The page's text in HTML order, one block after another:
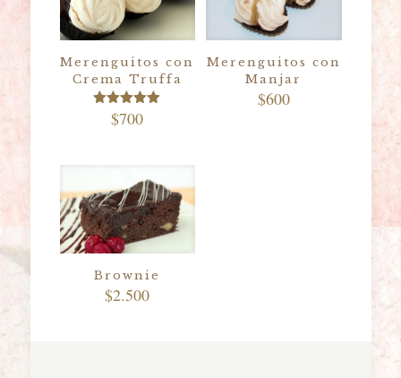
Merenguitos con
Crema Truffa
Valorado
con
$700
Merenguitos con
Manjar
$600
Brownie
$2.500